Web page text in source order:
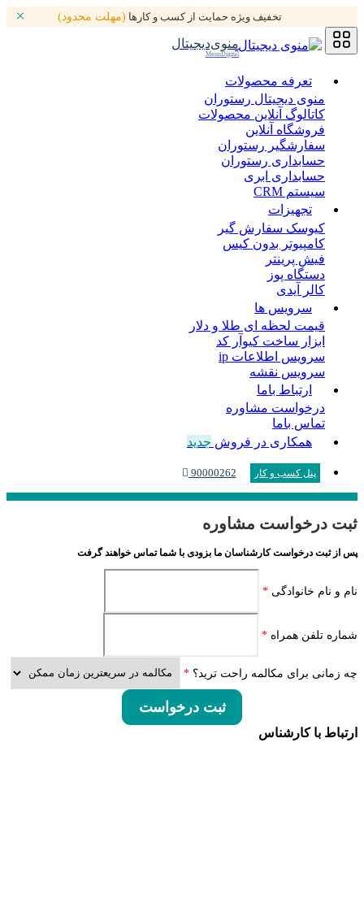
تخفیف ویژه حمایت از کسب و کارها (مهلت محدود)
منوی‌دیجیتال
MenuDigital
تعرفه محصولات
منوی دیجیتال رستوران
کاتالوگ آنلاین محصولات
فروشگاه آنلاین
سفارشگیر رستوران
حسابداری رستوران
حسابداری ابری
سیستم CRM
تجهیزات
کیوسک سفارش گیر
کامپیوتر بدون کیس
فیش پرینتر
دستگاه پوز
کالر آیدی
سرویس ها
قیمت لحظه ای طلا و دلار
ابزار ساخت کیوآر کد
سرویس اطلاعات ip
سرویس نقشه
ارتباط باما
درخواست مشاوره
تماس باما
همکاری در فروش جدید
پنل کسب و کار 90000262
ثبت درخواست مشاوره
پس از ثبت درخواست کارشناسان ما بزودی با شما تماس خواهند گرفت
نام و نام خانوادگی *
شماره تلفن همراه *
چه زمانی برای مکالمه راحت ترید؟ *
ثبت درخواست
ارتباط با کارشناس